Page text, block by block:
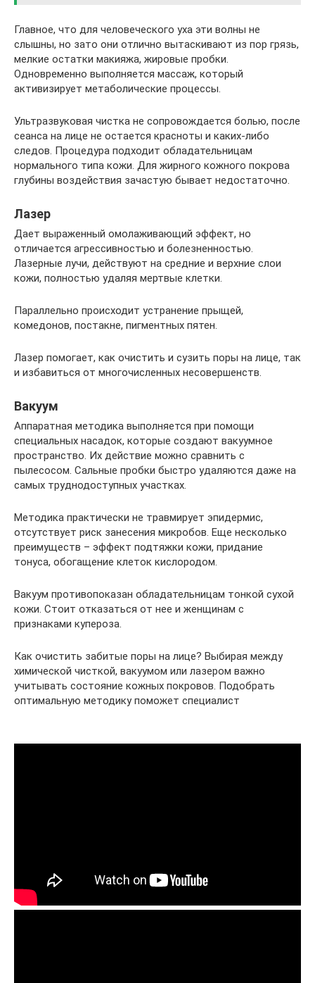
Главное, что для человеческого уха эти волны не
слышны, но зато они отлично вытаскивают из пор грязь,
мелкие остатки макияжа, жировые пробки.
Одновременно выполняется массаж, который
активизирует метаболические процессы.
Ультразвуковая чистка не сопровождается болью, после
сеанса на лице не остается красноты и каких-либо
следов. Процедура подходит обладательницам
нормального типа кожи. Для жирного кожного покрова
глубины воздействия зачастую бывает недостаточно.
Лазер
Дает выраженный омолаживающий эффект, но
отличается агрессивностью и болезненностью.
Лазерные лучи, действуют на средние и верхние слои
кожи, полностью удаляя мертвые клетки.
Параллельно происходит устранение прыщей,
комедонов, постакне, пигментных пятен.
Лазер помогает, как очистить и сузить поры на лице, так
и избавиться от многочисленных несовершенств.
Вакуум
Аппаратная методика выполняется при помощи
специальных насадок, которые создают вакуумное
пространство. Их действие можно сравнить с
пылесосом. Сальные пробки быстро удаляются даже на
самых труднодоступных участках.
Методика практически не травмирует эпидермис,
отсутствует риск занесения микробов. Еще несколько
преимуществ – эффект подтяжки кожи, придание
тонуса, обогащение клеток кислородом.
Вакуум противопоказан обладательницам тонкой сухой
кожи. Стоит отказаться от нее и женщинам с
признаками купероза.
Как очистить забитые поры на лице? Выбирая между
химической чисткой, вакуумом или лазером важно
учитывать состояние кожных покровов. Подобрать
оптимальную методику поможет специалист